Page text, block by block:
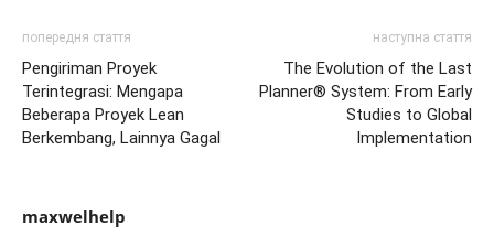
попередня стаття
Pengiriman Proyek
Terintegrasi: Mengapa
Beberapa Proyek Lean
Berkembang, Lainnya Gagal
наступна стаття
The Evolution of the Last
Planner® System: From Early
Studies to Global
Implementation
maxwelhelp